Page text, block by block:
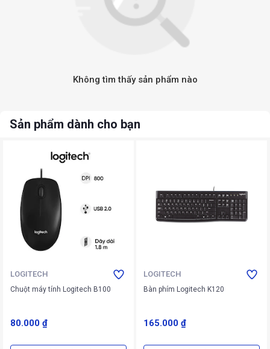
Không tìm thấy sản phẩm nào
Sản phẩm dành cho bạn
LOGITECH
Chuột máy tính Logitech B100
80.000 ₫
LOGITECH
Bàn phím Logitech K120
165.000 ₫